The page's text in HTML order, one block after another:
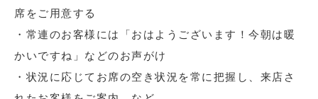
席をご用意する
・常連のお客様には「おはようございます！今朝は暖
かいですね」などのお声がけ
・状況に応じてお席の空き状況を常に把握し、来店さ